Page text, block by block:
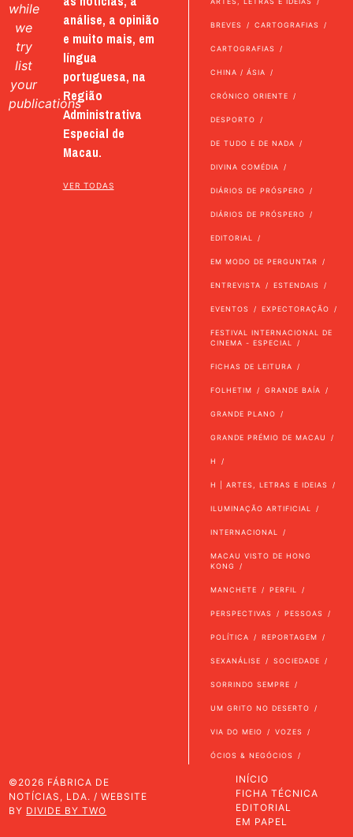
while
we
try
list
your
publications
análise, a opinião
e muito mais, em
língua
portuguesa, na
Região
Administrativa
Especial de
Macau.
VER TODAS
BREVES CARTOGRAFIAS
CARTOGRAFIAS
CHINA / ÁSIA
CRÓNICO ORIENTE
DESPORTO
DE TUDO E DE NADA
DIVINA COMÉDIA
DIÁRIOS DE PRÓSPERO
DIÁRIOS DE PRÓSPERO
EDITORIAL
EM MODO DE PERGUNTAR
ENTREVISTA ESTENDAIS
EVENTOS EXPECTORAÇÃO
FESTIVAL INTERNACIONAL DE
CINEMA - ESPECIAL
FICHAS DE LEITURA
FOLHETIM GRANDE BAÍA
GRANDE PLANO
GRANDE PRÉMIO DE MACAU
H
H | ARTES, LETRAS E IDEIAS
ILUMINAÇÃO ARTIFICIAL
INTERNACIONAL
MACAU VISTO DE HONG
KONG
MANCHETE PERFIL
PERSPECTIVAS PESSOAS
POLÍTICA REPORTAGEM
SEXANÁLISE SOCIEDADE
SORRINDO SEMPRE
UM GRITO NO DESERTO
VIA DO MEIO VOZES
ÓCIOS & NEGÓCIOS
©2026 FÁBRICA DE
NOTÍCIAS, LDA. / WEBSITE
BY DIVIDE BY TWO
INÍCIO
FICHA TÉCNICA
EDITORIAL
EM PAPEL